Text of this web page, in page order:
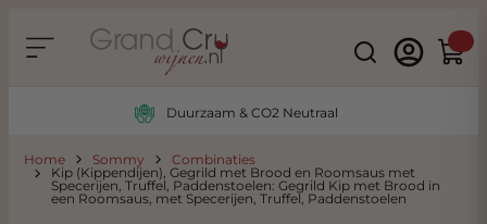
Search
Duurzaam & CO2 Neutraal
Home Sommy
Combinaties
Kip (Kippendijen), Gegrild met Brood en Roomsaus met
Specerijen, Truffel, Paddenstoelen: Gegrild Kip met Brood in
een Roomsaus, met Specerijen, Truffel, Paddenstoelen